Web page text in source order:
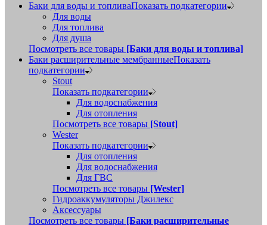
Баки для воды и топливаПоказать подкатегории
Для воды
Для топлива
Для душа
Посмотреть все товары [Баки для воды и топлива]
Баки расширительные мембранныеПоказать
подкатегории
Stout
Показать подкатегории
Для водоснабжения
Для отопления
Посмотреть все товары [Stout]
Wester
Показать подкатегории
Для отопления
Для водоснабжения
Для ГВС
Посмотреть все товары [Wester]
Гидроаккумуляторы Джилекс
Аксессуары
Посмотреть все товары [Баки расширительные